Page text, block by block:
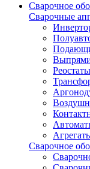
Сварочное
Сварочные
Сварочное